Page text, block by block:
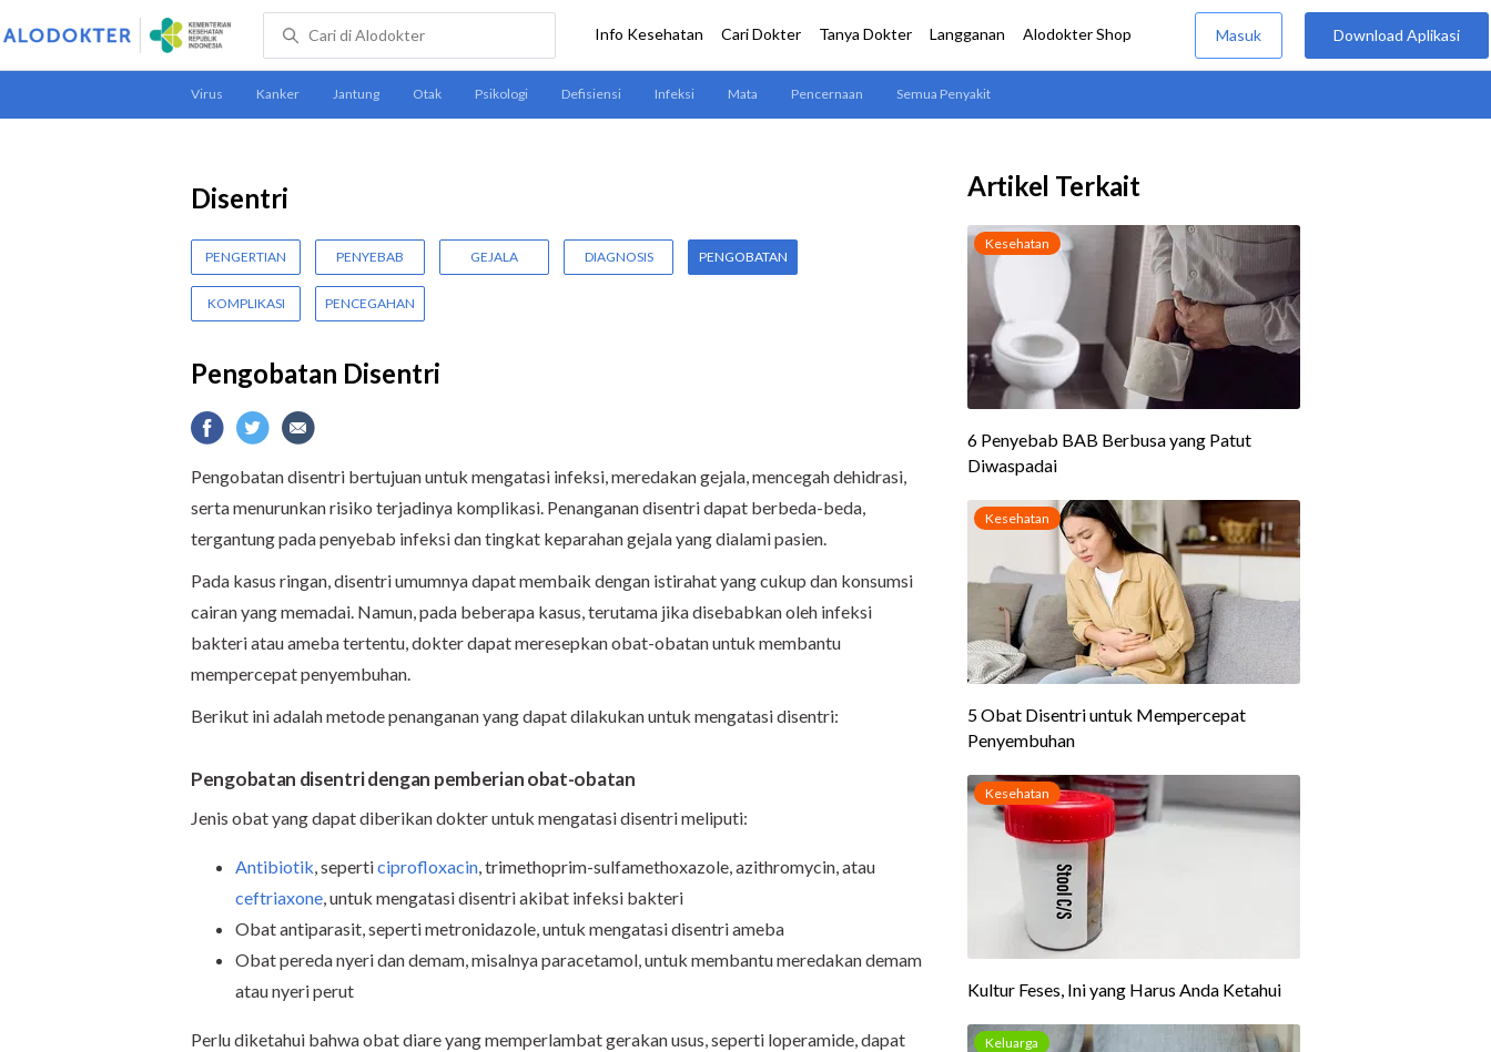
Disentri
PENGERTIAN PENYEBAB GEJALA DIAGNOSIS PENGOBATAN
KOMPLIKASI PENCEGAHAN
Pengobatan Disentri
Pengobatan disentri bertujuan untuk mengatasi infeksi, meredakan gejala, mencegah dehidrasi,
serta menurunkan risiko terjadinya komplikasi. Penanganan disentri dapat berbeda-beda,
tergantung pada penyebab infeksi dan tingkat keparahan gejala yang dialami pasien.
Pada kasus ringan, disentri umumnya dapat membaik dengan istirahat yang cukup dan konsumsi
cairan yang memadai. Namun, pada beberapa kasus, terutama jika disebabkan oleh infeksi
bakteri atau ameba tertentu, dokter dapat meresepkan obat-obatan untuk membantu
mempercepat penyembuhan.
Berikut ini adalah metode penanganan yang dapat dilakukan untuk mengatasi disentri:
Pengobatan disentri dengan pemberian obat-obatan
Jenis obat yang dapat diberikan dokter untuk mengatasi disentri meliputi:
Antibiotik, seperticiprofloxacin, trimethoprim-sulfamethoxazole, azithromycin, atau
ceftriaxone, untuk mengatasi disentri akibat infeksi bakteri
Obat antiparasit, seperti metronidazole, untuk mengatasi disentri ameba
Obat pereda nyeri dan demam, misalnya paracetamol, untuk membantu meredakan demam
atau nyeri perut
Perlu diketahui bahwa obat diare yang memperlambat gerakan usus, seperti loperamide, dapat
Artikel Terkait